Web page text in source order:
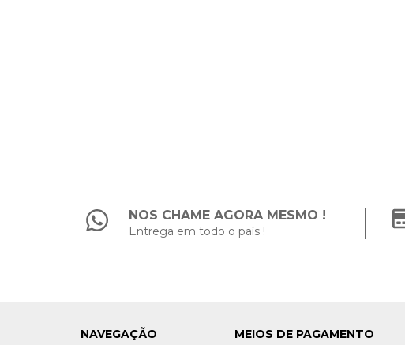
NOS CHAME AGORA MESMO !
Entrega em todo o país !
NAVEGAÇÃO
MEIOS DE PAGAMENTO